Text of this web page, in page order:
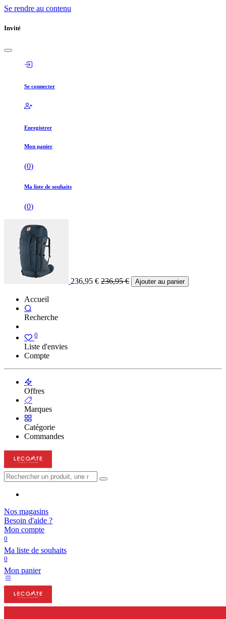
Se rendre au contenu
Invité
Se connecter
Enregistrer
Mon panier
(0)
Ma liste de souhaits
(0)
236,95 € 236,95€ Ajouter au panier
Accueil
Recherche
0
Liste d'envies
Compte
Offres
Marques
Catégorie
Commandes
Nos magasins
Besoin d'aide ?
Mon compte
0
Ma liste de souhaits
0
Mon panier